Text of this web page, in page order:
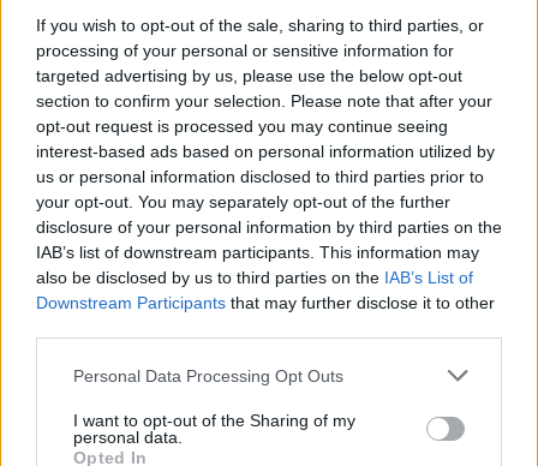
If you wish to opt-out of the sale, sharing to third parties, or
processing of your personal or sensitive information for
targeted advertising by us, please use the below opt-out
section to confirm your selection. Please note that after your
opt-out request is processed you may continue seeing
interest-based ads based on personal information utilized by
us or personal information disclosed to third parties prior to
your opt-out. You may separately opt-out of the further
disclosure of your personal information by third parties on the
IAB’s list of downstream participants. This information may
also be disclosed by us to third parties on the IAB’s List of
Downstream Participants that may further disclose it to other
Please note that this website/app uses one or more Google
not limited to your visit or usage behaviour. You may click to
grant or deny consent to Google and its third-party tags to
Personal Data Processing Opt Outs
I want to opt-out of the Sharing of my
personal data.
Opted In
SMASH by Meló-Diák: Homok, zene és a nyár legjobb
hangulata – Jön a második forduló! (X)
Július végén folytatódik a balatoni strandröplabda-
sorozat.
Címkék: #gta vi #grand theft auto vi
#árcímke
#áremelés